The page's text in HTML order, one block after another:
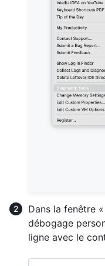
Dans la fenêtre
débogage
ligne avec le